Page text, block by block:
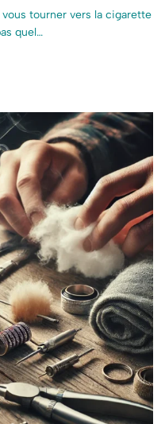
tourner vers la cigarette
quel…